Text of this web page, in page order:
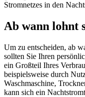
Stromnetzes in den
Ab wann lohnt
Um zu entscheiden, ab
sollten Sie Ihren
ein Großteil Ihres
beispielsweise durch
Waschmaschine,
kann sich ein